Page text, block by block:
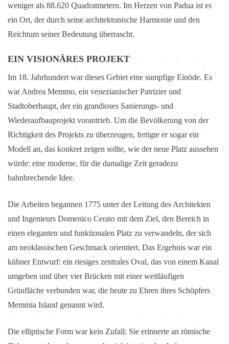
weniger als 88.620 Quadratmetern. Im Herzen von Padua ist es
ein Ort, der durch seine architektonische Harmonie und den
Reichtum seiner Bedeutung überrascht.
EIN VISIONÄRES PROJEKT
Im 18. Jahrhundert war dieses Gebiet eine sumpfige Einöde. Es
war Andrea Memmo, ein venezianischer Patrizier und
Stadtoberhaupt, der ein grandioses Sanierungs- und
Wiederaufbauprojekt vorantrieb. Um die Bevölkerung von der
Richtigkeit des Projekts zu überzeugen, fertigte er sogar ein
Modell an, das konkret zeigen sollte, wie der neue Platz aussehen
würde: eine moderne, für die damalige Zeit geradezu
bahnbrechende Idee.
Die Arbeiten begannen 1775 unter der Leitung des Architekten
und Ingenieurs Domenico Cerato mit dem Ziel, den Bereich in
einen eleganten und funktionalen Platz zu verwandeln, der sich
am neoklassischen Geschmack orientiert. Das Ergebnis war ein
kühner Entwurf: ein riesiges zentrales Oval, das von einem Kanal
umgeben und über vier Brücken mit einer weitläufigen
Grünfläche verbunden war, die heute zu Ehren ihres Schöpfers
Memmia Island genannt wird.
Die elliptische Form war kein Zufall: Sie erinnerte an römische